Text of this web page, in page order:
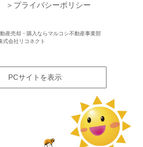
プライバシーポリシー
産売却・購入ならマルコシ不動産事業部
式会社リコネクト
PCサイトを表示